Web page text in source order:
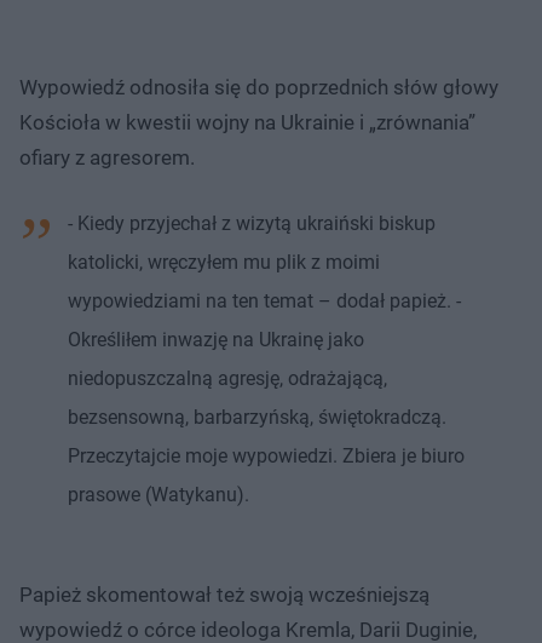
Wypowiedź odnosiła się do poprzednich słów głowy
Kościoła w kwestii wojny na Ukrainie i „zrównania”
ofiary z agresorem.
- Kiedy przyjechał z wizytą ukraiński biskup
katolicki, wręczyłem mu plik z moimi
wypowiedziami na ten temat – dodał papież. -
Określiłem inwazję na Ukrainę jako
niedopuszczalną agresję, odrażającą,
bezsensowną, barbarzyńską, świętokradczą.
Przeczytajcie moje wypowiedzi. Zbiera je biuro
prasowe (Watykanu).
Papież skomentował też swoją wcześniejszą
wypowiedź o córce ideologa Kremla, Darii Duginie,